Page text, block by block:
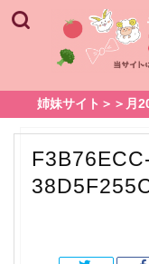
姉妹サイト＞＞月